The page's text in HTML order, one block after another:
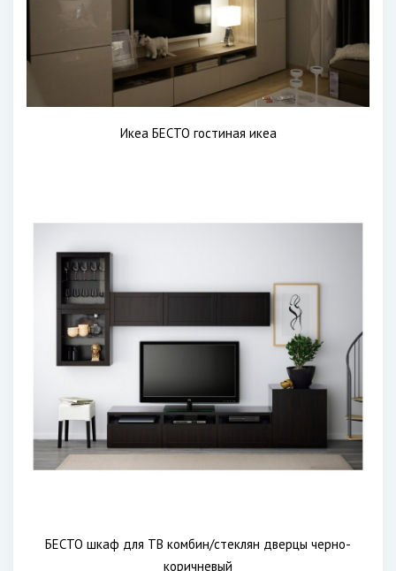
Икеа БЕСТО гостиная икеа
БЕСТО шкаф для ТВ комбин/стеклян дверцы черно-
коричневый